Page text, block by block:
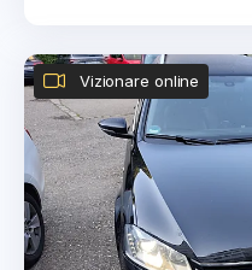
Vizionare online